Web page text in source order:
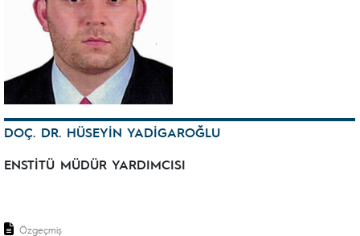
DOÇ. DR. HÜSEYİN YADİGAROĞLU
ENSTİTÜ MÜDÜR YARDIMCISI
Özgeçmiş